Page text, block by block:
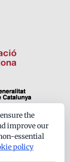
the
improve our
essential
policy